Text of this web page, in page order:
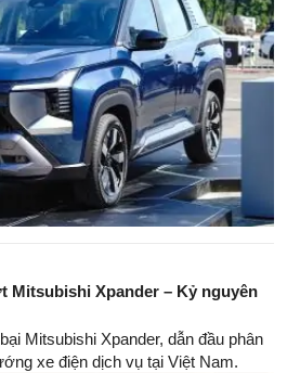
Mitsubishi Xpander – Kỷ nguyên
Mitsubishi Xpander, dẫn đầu phân
xe điện dịch vụ tại Việt Nam.